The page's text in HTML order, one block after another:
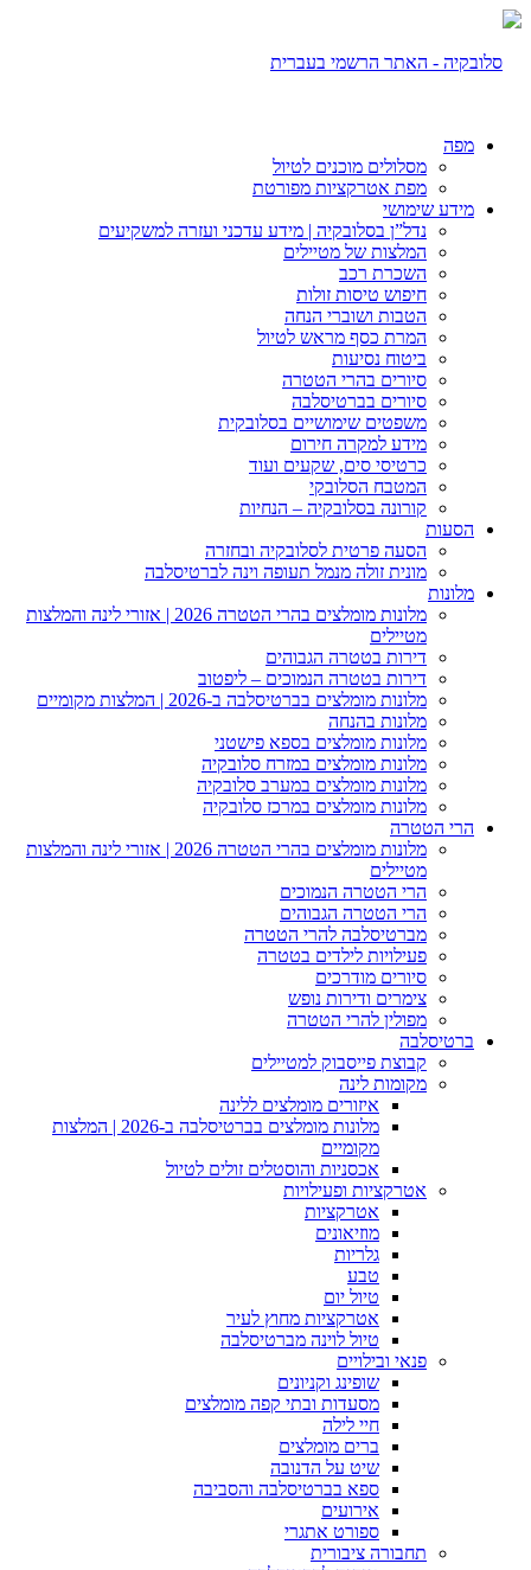
מפה
מסלולים מוכנים לטיול
מפת אטרקציות מפורטת
מידע שימושי
נדל”ן בסלובקיה | מידע עדכני ועזרה למשקיעים
המלצות של מטיילים
השכרת רכב
חיפוש טיסות זולות
הטבות ושוברי הנחה
המרת כסף מראש לטיול
ביטוח נסיעות
סיורים בהרי הטטרה
סיורים בברטיסלבה
משפטים שימושיים בסלובקית
מידע למקרה חירום
כרטיסי סים, שקעים ועוד
המטבח הסלובקי
קורונה בסלובקיה – הנחיות
הסעות
הסעה פרטית לסלובקיה ובחזרה
מונית זולה מנמל תעופה וינה לברטיסלבה
מלונות
מלונות מומלצים בהרי הטטרה 2026 | אזורי לינה והמלצות
מטיילים
דירות בטטרה הגבוהים
דירות בטטרה הנמוכים – ליפטוב
מלונות מומלצים בברטיסלבה ב-2026 | המלצות מקומיים
מלונות בהנחה
מלונות מומלצים בספא פישטני
מלונות מומלצים במזרח סלובקיה
מלונות מומלצים במערב סלובקיה
מלונות מומלצים במרכז סלובקיה
הרי הטטרה
מלונות מומלצים בהרי הטטרה 2026 | אזורי לינה והמלצות
מטיילים
הרי הטטרה הנמוכים
הרי הטטרה הגבוהים
מברטיסלבה להרי הטטרה
פעילויות לילדים בטטרה
סיורים מודרכים
צימרים ודירות נופש
מפולין להרי הטטרה
ברטיסלבה
קבוצת פייסבוק למטיילים
מקומות לינה
איזורים מומלצים ללינה
מלונות מומלצים בברטיסלבה ב-2026 | המלצות
מקומיים
אכסניות והוסטלים זולים לטיול
אטרקציות ופעילויות
אטרקציות
מוזיאונים
גלריות
טבע
טיול יום
אטרקציות מחוץ לעיר
טיול לוינה מברטיסלבה
פנאי ובילויים
שופינג וקניונים
מסעדות ובתי קפה מומלצים
חיי לילה
ברים מומלצים
שיט על הדנובה
ספא בברטיסלבה והסביבה
אירועים
ספורט אתגרי
תחבורה ציבורית